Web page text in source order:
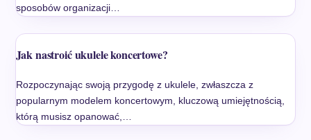
sposobów organizacji…
Jak nastroić ukulele koncertowe?
Rozpoczynając swoją przygodę z ukulele, zwłaszcza z
popularnym modelem koncertowym, kluczową umiejętnością,
którą musisz opanować,…